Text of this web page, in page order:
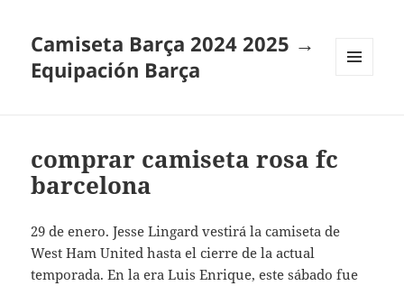
Camiseta Barça 2024 2025 →
Equipación Barça
comprar camiseta rosa fc
barcelona
29 de enero. Jesse Lingard vestirá la camiseta de
West Ham United hasta el cierre de la actual
temporada. En la era Luis Enrique, este sábado fue